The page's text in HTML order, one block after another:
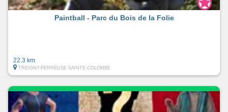
Paintball - Parc du Bois de la Folie
22.3 km
TREIGNY-PERREUSE-SAINTE-COLOMBE